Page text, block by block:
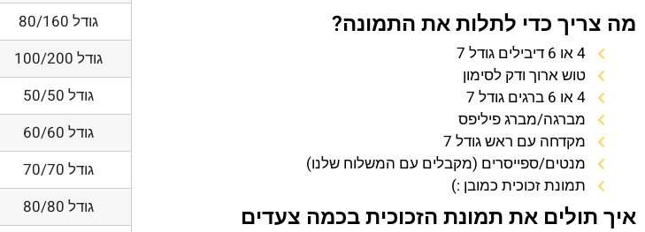
מה צריך כדי לתלות את התמונה?
4 או 6 דיבילים גודל 7
טוש ארוך ודק לסימון
4 או 6 ברגים גודל 7
מברגה/מברג פיליפס
מקדחה עם ראש גודל 7
מנטים/ספייסרים (מקבלים עם המשלוח שלנו)
תמונת זכוכית כמובן :)
איך תולים את תמונת הזכוכית בכמה צעדים
גודל 80/160
גודל 100/200
גודל 50/50
גודל 60/60
גודל 70/70
גודל 80/80